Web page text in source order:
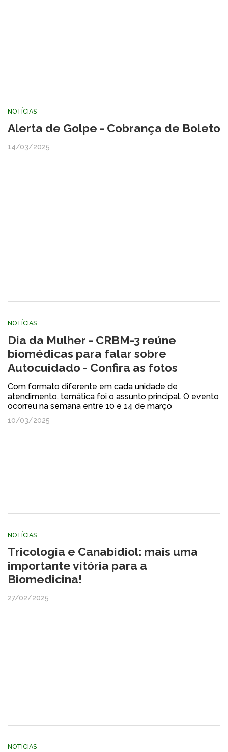
NOTÍCIAS
Alerta de Golpe - Cobrança de Boleto
14/03/2025
NOTÍCIAS
Dia da Mulher - CRBM-3 reúne
biomédicas para falar sobre
Autocuidado - Confira as fotos
Com formato diferente em cada unidade de
atendimento, temática foi o assunto principal. O evento
ocorreu na semana entre 10 e 14 de março
10/03/2025
NOTÍCIAS
Tricologia e Canabidiol: mais uma
importante vitória para a
Biomedicina!
27/02/2025
NOTÍCIAS